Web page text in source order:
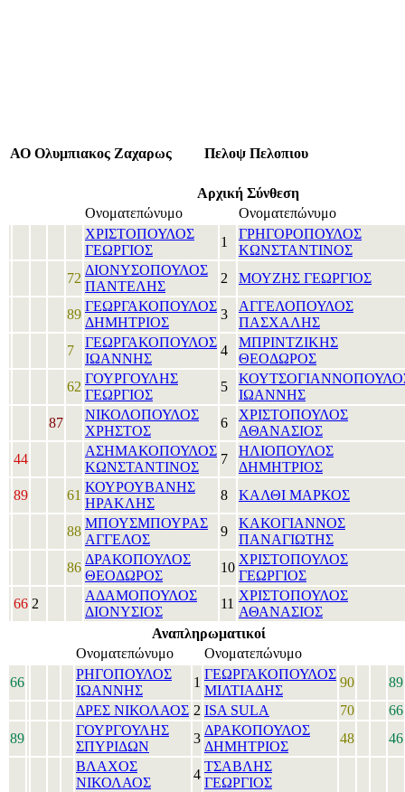
ΑΟ Ολυμπιακος Ζαχαρως Πελοψ Πελοπιου
Αρχική Σύνθεση
Ονοματεπώνυμο
Ονοματεπώνυμο
ΧΡΙΣΤΟΠΟΥΛΟΣ
ΓΕΩΡΓΙΟΣ
1
ΓΡΗΓΟΡΟΠΟΥΛΟΣ
ΚΩΝΣΤΑΝΤΙΝΟΣ
72
ΔΙΟΝΥΣΟΠΟΥΛΟΣ
ΠΑΝΤΕΛΗΣ
2 ΜΟΥΖΗΣ ΓΕΩΡΓΙΟΣ
89
ΓΕΩΡΓΑΚΟΠΟΥΛΟΣ
ΔΗΜΗΤΡΙΟΣ
3
ΑΓΓΕΛΟΠΟΥΛΟΣ
ΠΑΣΧΑΛΗΣ
7
ΓΕΩΡΓΑΚΟΠΟΥΛΟΣ
ΙΩΑΝΝΗΣ
4
ΜΠΡΙΝΤΖΙΚΗΣ
ΘΕΟΔΩΡΟΣ
62
ΓΟΥΡΓΟΥΛΗΣ
ΓΕΩΡΓΙΟΣ
5
ΙΩΑΝΝΗΣ
87
ΝΙΚΟΛΟΠΟΥΛΟΣ
ΧΡΗΣΤΟΣ
6
ΧΡΙΣΤΟΠΟΥΛΟΣ
ΑΘΑΝΑΣΙΟΣ
44
ΑΣΗΜΑΚΟΠΟΥΛΟΣ
ΚΩΝΣΤΑΝΤΙΝΟΣ
7
ΗΛΙΟΠΟΥΛΟΣ
ΔΗΜΗΤΡΙΟΣ
89
61
ΚΟΥΡΟΥΒΑΝΗΣ
ΗΡΑΚΛΗΣ
8 ΚΑΛΘΙ ΜΑΡΚΟΣ
88
ΜΠΟΥΣΜΠΟΥΡΑΣ
ΑΓΓΕΛΟΣ
9
ΚΑΚΟΓΙΑΝΝΟΣ
ΠΑΝΑΓΙΩΤΗΣ
86
ΔΡΑΚΟΠΟΥΛΟΣ
ΘΕΟΔΩΡΟΣ
10
ΧΡΙΣΤΟΠΟΥΛΟΣ
ΓΕΩΡΓΙΟΣ
66 2
ΑΔΑΜΟΠΟΥΛΟΣ
ΔΙΟΝΥΣΙΟΣ
11
ΧΡΙΣΤΟΠΟΥΛΟΣ
ΑΘΑΝΑΣΙΟΣ
Αναπληρωματικοί
Ονοματεπώνυμο
Ονοματεπώνυμο
66
ΡΗΓΟΠΟΥΛΟΣ
ΙΩΑΝΝΗΣ
1
ΓΕΩΡΓΑΚΟΠΟΥΛΟΣ
ΜΙΛΤΙΑΔΗΣ
90
89
ΔΡΕΣ ΝΙΚΟΛΑΟΣ 2 ISA SULA 70
66
89
ΓΟΥΡΓΟΥΛΗΣ
ΣΠΥΡΙΔΩΝ
3
ΔΡΑΚΟΠΟΥΛΟΣ
ΔΗΜΗΤΡΙΟΣ
48
46
ΒΛΑΧΟΣ
ΝΙΚΟΛΑΟΣ
4
ΤΣΑΒΛΗΣ
ΓΕΩΡΓΙΟΣ